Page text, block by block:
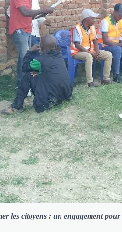
les citoyens : un engagement